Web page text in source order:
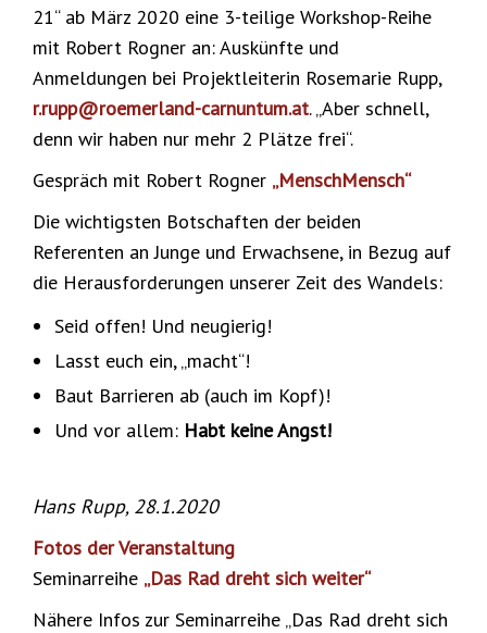
21“ ab März 2020 eine 3-teilige Workshop-Reihe
mit Robert Rogner an: Auskünfte und
Anmeldungen bei Projektleiterin Rosemarie Rupp,
r.rupp@roemerland-carnuntum.at. „Aber schnell,
denn wir haben nur mehr 2 Plätze frei“.
Gespräch mit Robert Rogner „MenschMensch“
Die wichtigsten Botschaften der beiden
Referenten an Junge und Erwachsene, in Bezug auf
die Herausforderungen unserer Zeit des Wandels:
Seid offen! Und neugierig!
Lasst euch ein, „macht“!
Baut Barrieren ab (auch im Kopf)!
Und vor allem: Habt keine Angst!
Hans Rupp, 28.1.2020
Fotos der Veranstaltung
Seminarreihe „Das Rad dreht sich weiter“
Nähere Infos zur Seminarreihe „Das Rad dreht sich